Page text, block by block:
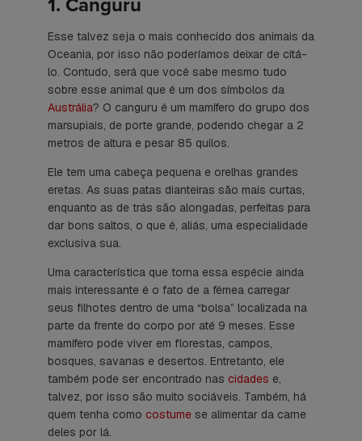
1. Canguru
Esse talvez seja o mais conhecido dos animais da
Oceania, por isso não poderíamos deixar de citá-
lo. Contudo, será que você sabe mesmo tudo
sobre esse animal que é um dos símbolos da
Austrália? O canguru é um mamífero do grupo dos
marsupiais, de porte grande, podendo chegar a 2
metros de altura e pesar 85 quilos.
Ele tem uma cabeça pequena e orelhas grandes
eretas. As suas patas dianteiras são mais curtas,
enquanto as de trás são alongadas, perfeitas para
dar bons saltos, o que é, aliás, uma especialidade
exclusiva sua.
Uma característica que torna essa espécie ainda
mais interessante é o fato de a fêmea carregar
seus filhotes dentro de uma “bolsa” localizada na
parte da frente do corpo por até 9 meses. Esse
mamífero pode viver em florestas, campos,
bosques, savanas e desertos. Entretanto, ele
também pode ser encontrado nas cidades e,
talvez, por isso são muito sociáveis. Também, há
quem tenha como costume se alimentar da carne
deles por lá.